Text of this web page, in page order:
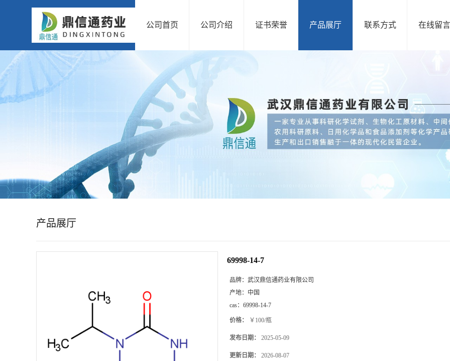
公司首页 公司介绍 证书荣誉 产品展厅 联系方式 在线留言
产品展厅
69998-14-7
品牌： 武汉鼎信通药业有限公司
产地： 中国
cas： 69998-14-7
价格： ￥100/瓶
发布日期： 2025-05-09
更新日期： 2026-08-07